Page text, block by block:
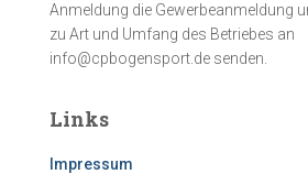
Anmeldung die Gewerbeanmeldung
zu Art und Umfang des Betriebes an
info@cpbogensport.de senden.
Links
Impressum